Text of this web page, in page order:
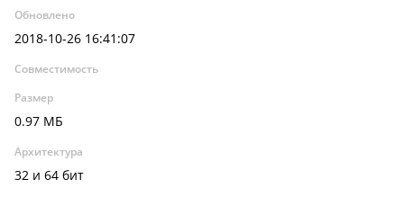
Обновлено
2018-10-26 16:41:07
Совместимость
Размер
0.97 МБ
Архитектура
32 и 64 бит